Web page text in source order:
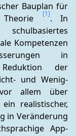
Bauplan für
[1]. In
Kompetenzen
in
der
und Wenig-
allem über
realistischer,
App-